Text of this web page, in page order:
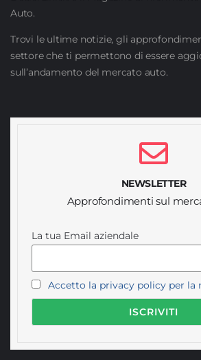
Auto.
Trovi le ultime notizie, gli
settore che ti permettono di essere
sull’andamento del mercato auto.
NEWSLETTER
Approfondimenti sul
La tua Email aziendale
Accetto la privacy policy per la